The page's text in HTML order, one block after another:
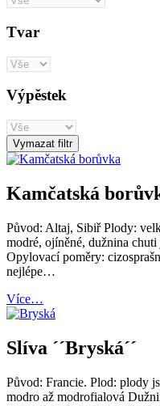
Tvar
Výpěstek
Vymazat filtr
Kamčatská
Původ: Altaj, Sibiř Plody:
modré, ojíněné, dužnina
Opylovací poměry:
nejlépe…
Více…
Slíva ´´Bryská´´
Původ: Francie. Plod: plody
modro až modrofialová